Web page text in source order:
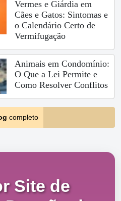
Vermes e Giárdia em
Cães e Gatos: Sintomas e
o Calendário Certo de
Vermifugação
Animais em Condomínio:
O Que a Lei Permite e
Como Resolver Conflitos
completo
Site de